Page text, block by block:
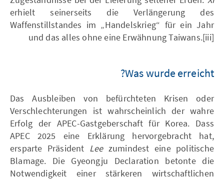
erhielt seinerseits die Verlängerung des
Waffenstillstandes im „Handelskrieg“ für ein Jahr
und das alles ohne eine Erwähnung Taiwans.[iii]
Was wurde erreicht?
Das Ausbleiben von befürchteten Krisen oder
Verschlechterungen ist wahrscheinlich der wahre
Erfolg der APEC-Gastgeberschaft für Korea. Dass
APEC 2025 eine Erklärung hervorgebracht hat,
ersparte Präsident Leezumindest eine politische
Blamage. Die Gyeongju Declaration betonte die
Notwendigkeit einer stärkeren wirtschaftlichen